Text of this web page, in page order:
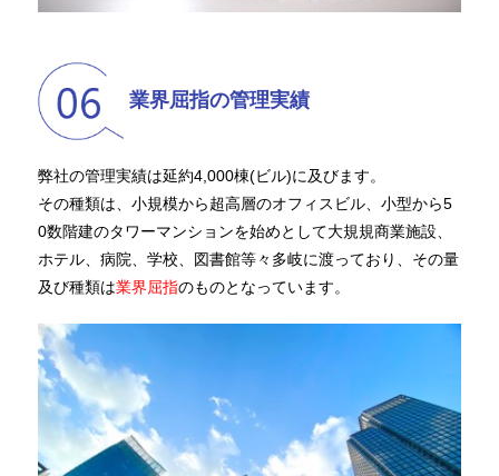
業界屈指の管理実績
弊社の管理実績は延約4,000棟(ビル)に及びます。
その種類は、小規模から超高層のオフィスビル、小型から5
0数階建のタワーマンションを始めとして大規規商業施設、
ホテル、病院、学校、図書館等々多岐に渡っており、その量
及び種類は業界屈指のものとなっています。